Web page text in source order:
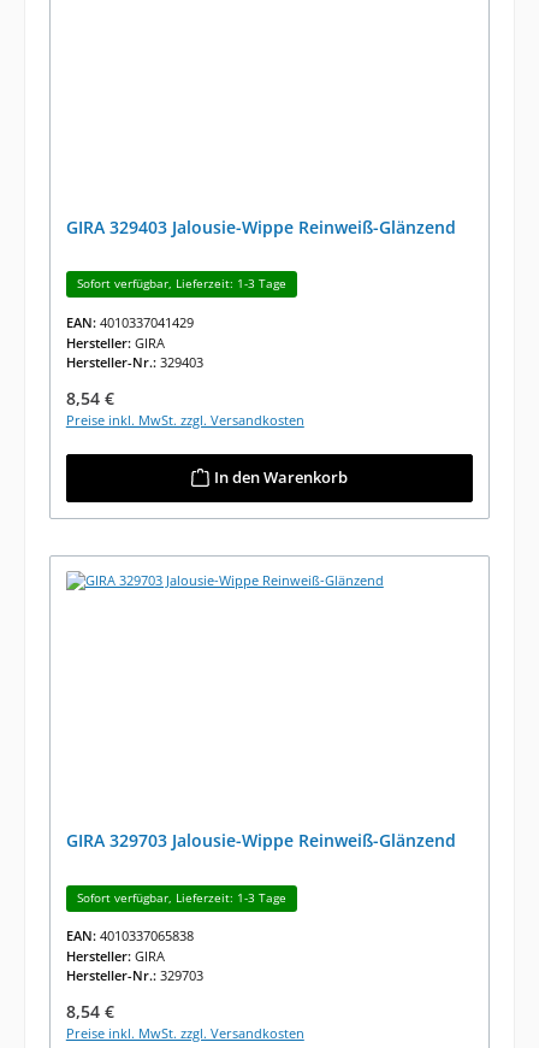
GIRA 329403 Jalousie-Wippe Reinweiß-Glänzend
Sofort verfügbar, Lieferzeit: 1-3 Tage
EAN: 4010337041429
Hersteller: GIRA
Hersteller-Nr.: 329403
Regulärer Preis:
8,54 €
Preise inkl. MwSt. zzgl. Versandkosten
In den Warenkorb
GIRA 329703 Jalousie-Wippe Reinweiß-Glänzend
Sofort verfügbar, Lieferzeit: 1-3 Tage
EAN: 4010337065838
Hersteller: GIRA
Hersteller-Nr.: 329703
Regulärer Preis:
8,54 €
Preise inkl. MwSt. zzgl. Versandkosten